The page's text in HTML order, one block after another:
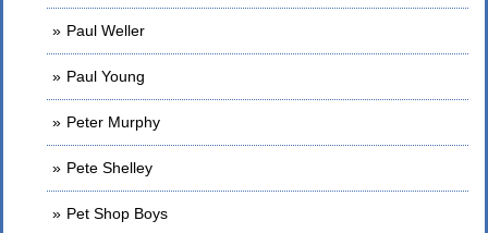
Paul Weller
Paul Young
Peter Murphy
Pete Shelley
Pet Shop Boys